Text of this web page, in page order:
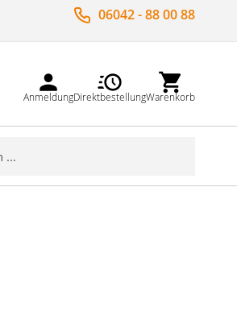
06042 - 88 00 88
AnmeldungDirektbestellungWarenkorb